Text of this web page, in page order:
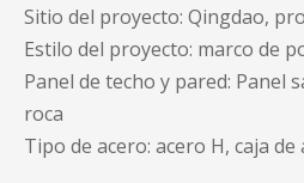
Sitio del proyecto: Qingdao,
Estilo del proyecto: marco de
Panel de techo y pared: Panel
roca
Tipo de acero: acero H, caja de